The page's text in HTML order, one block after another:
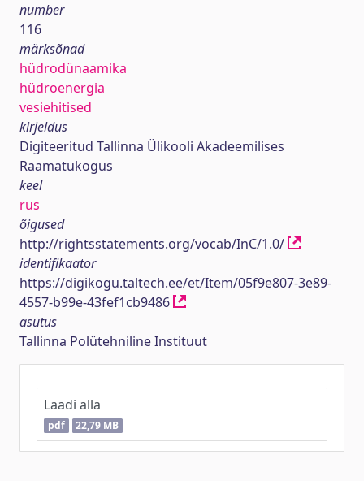
number
116
märksõnad
hüdrodünaamika
hüdroenergia
vesiehitised
kirjeldus
Digiteeritud Tallinna Ülikooli Akadeemilises
Raamatukogus
keel
rus
õigused
http://rightsstatements.org/vocab/InC/1.0/
identifikaator
https://digikogu.taltech.ee/et/Item/05f9e807-3e89-
4557-b99e-43fef1cb9486
asutus
Tallinna Polütehniline Instituut
Laadi alla
pdf 22,79 MB